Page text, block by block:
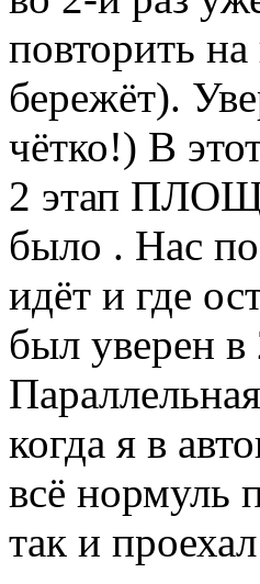
повторить
бережёт).
чётко!) В
2 этап
было . Нас
идёт и где
был уверен
когда я в
всё нормуль
так и